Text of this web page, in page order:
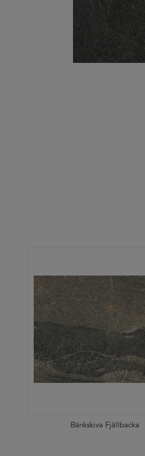
Bänkskiva Fjällbacka